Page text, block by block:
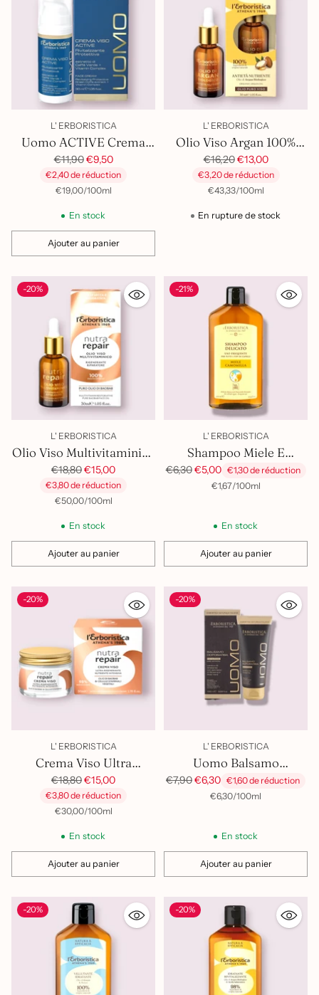
L' ERBORISTICA
Uomo ACTIVE Crema
VIso
Prix
habituel
€11,90€9,50
€2,40 de réduction
Prix
€19,00/
par 100ml
En stock
Ajouter au panier
Quantité
L' ERBORISTICA
Olio Viso Argan 100%
Biologico
Prix
habituel
€16,20€13,00
€3,20 de réduction
Prix
€43,33/
par 100ml
En rupture de stock
-20%
L' ERBORISTICA
Olio Viso Multivitaminico
Puro Olio di Baobab
Prix
habituel
€18,80€15,00
€3,80 de réduction
Prix
€50,00/
par 100ml
En stock
Ajouter au panier
Quantité
-21%
L' ERBORISTICA
Shampoo Miele E
Camomilla
Prix
€6,30€5,00 €1,30 de réduction
Prix
€1,67/
par 100ml
En stock
Ajouter au panier
Quantité
-20%
L' ERBORISTICA
Crema Viso Ultra
Rigenerante Oro Di
Baobab
Prix
habituel
€18,80€15,00
€3,80 de réduction
Prix
€30,00/
par 100ml
En stock
Ajouter au panier
Quantité
-20%
L' ERBORISTICA
Uomo Balsamo
Dopobarba
Prix
€7,90€6,30 €1,60 de réduction
Prix
€6,30/
par 100ml
En stock
Ajouter au panier
Quantité
-20% -20%